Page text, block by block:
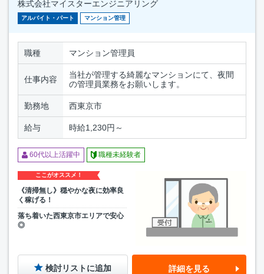
株式会社マイスターエンジニアリング
アルバイト・パート マンション管理
職種 マンション管理員
仕事内容
当社が管理する綺麗なマンションにて、夜間
の管理員業務をお願いします。
勤務地 西東京市
給与 時給1,230円～
60代以上活躍中 職種未経験者
ここがオススメ！
《清掃無し》穏やかな夜に効率良
く稼げる！
落ち着いた西東京市エリアで安心
◎
検討リストに追加 詳細を見る